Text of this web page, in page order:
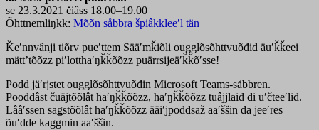
se 23.3.2021 čiâss 18.00–19.00
Õhttnemliŋkk: Mõõn såbbra špiâkkleeʹl tän
Ǩeʹnnvânji tiõrv pueʹttem Sääʹmǩiõli ougglõsõhttvuõđid äuʹǩǩeei
mättʼtõõzz piʹlotthaʹŋǩǩõõzz puärrsijeäʹǩǩõʹsse!
Podd jäʹrjstet ougglõsõhttvuõđin Microsoft Teams-såbbren.
Pooddâst čuäjtõõlât haʹŋǩǩõõzz, haʹŋǩǩõõzz tuâjjlaid di uʹčteeʹlid.
Lââʹssen saǥstõõlât haʹŋǩǩõõzz ääiʹjpoddsaž aaʹššin da jeeʹres
õuʹdde kaggmin aaʹššin.